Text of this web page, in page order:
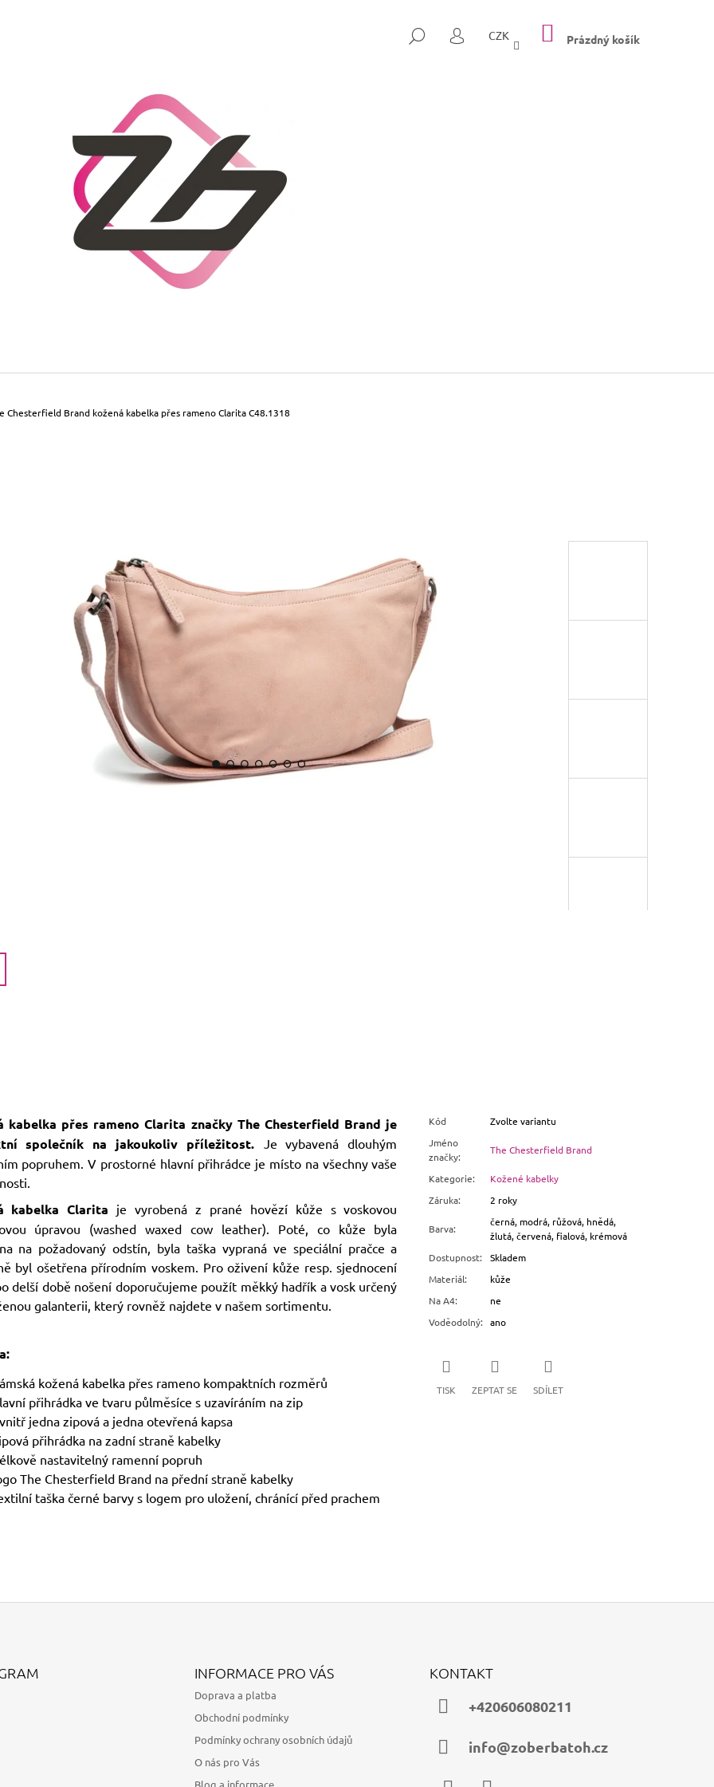
HLEDAT
PŘIHLÁŠENÍ
CZK NÁKUPNÍ
KOŠÍK
Prázdný košík
Chesterfield Brand kožená kabelka přes rameno Clarita C48.1318
kabelka přes rameno Clarita značky The Chesterfield Brand je
společník na jakoukoliv příležitost. Je vybavená dlouhým
popruhem. V prostorné hlavní přihrádce je místo na všechny vaše
kabelka Clarita je vyrobená z prané hovězí kůže s voskovou
úpravou (washed waxed cow leather). Poté, co kůže byla
na požadovaný odstín, byla taška vypraná ve speciální pračce a
byl ošetřena přírodním voskem. Pro oživení kůže resp. sjednocení
delší době nošení doporučujeme použít měkký hadřík a vosk určený
galanterii, který rovněž najdete v našem sortimentu.
kožená kabelka přes rameno kompaktních rozměrů
přihrádka ve tvaru půlměsíce s uzavíráním na zip
jedna zipová a jedna otevřená kapsa
přihrádka na zadní straně kabelky
nastavitelný ramenní popruh
The Chesterfield Brand na přední straně kabelky
taška černé barvy s logem pro uložení, chránící před prachem
Kód
Zvolte variantu
Jméno
značky:
The Chesterfield Brand
Kategorie:
Kožené kabelky
Záruka: 2 roky
Barva:
černá, modrá, růžová, hnědá,
žlutá, červená, fialová, krémová
Dostupnost:
Skladem
Materiál:
kůže
Na A4:
ne
Voděodolný: ano
TISK ZEPTAT SE SDÍLET
HLEDAT
DOPORUČUJEME
INFORMACE PRO VÁS
Doprava a platba
Obchodní podmínky
Podmínky ochrany osobních údajů
O nás pro Vás
KONTAKT
+420606080211
info@zoberbatoh.cz